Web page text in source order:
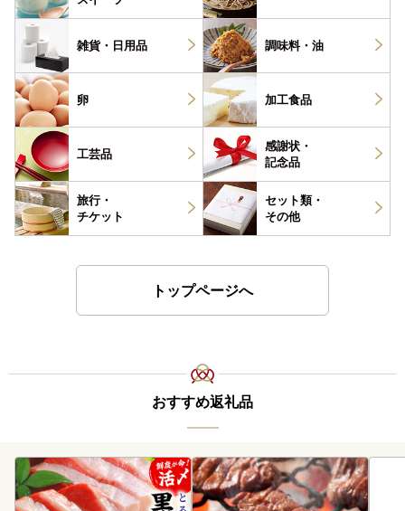
雑貨・ 日用品 調味料・ 油
卵 加工食品
工芸品
感謝状・
記念品
旅行・
チケット
セット類・
その他
トップページへ
おすすめ返礼品